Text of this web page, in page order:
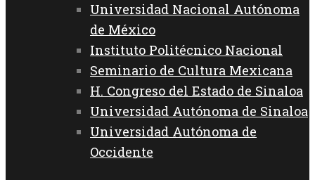
Universidad Nacional Autónoma
de México
Instituto Politécnico Nacional
Seminario de Cultura Mexicana
H. Congreso del Estado de Sinaloa
Universidad Autónoma de Sinaloa
Universidad Autónoma de
Occidente